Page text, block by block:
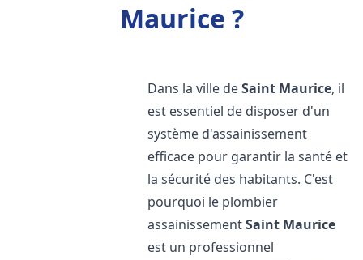
Maurice ?
Dans la ville deSaint Maurice, il
est essentiel de disposer d'un
système d'assainissement
efficace pour garantir la santé et
la sécurité des habitants. C'est
pourquoi le plombier
assainissementSaint Maurice
est un professionnel